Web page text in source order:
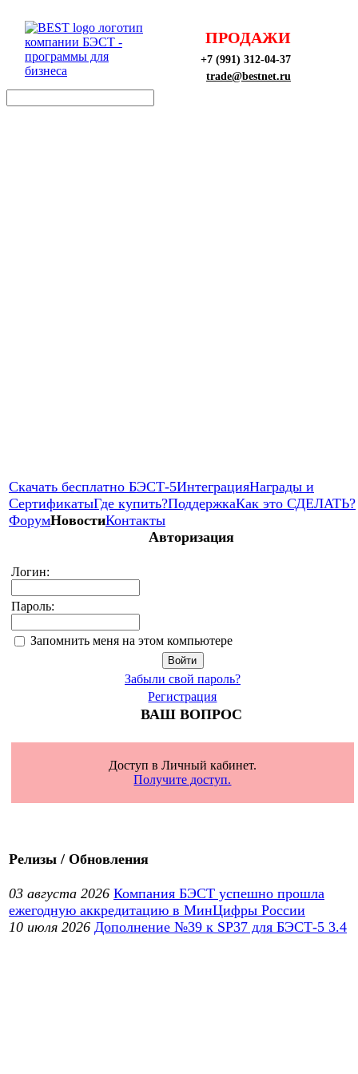
ПРОДАЖИ
+7 (991) 312-04-37
trade@bestnet.ru
Скачать бесплатно БЭСТ-5ИнтеграцияНаграды и
СертификатыГде купить?ПоддержкаКак это СДЕЛАТЬ?
ФорумНовостиКонтакты
Авторизация
Логин:
Пароль:
Запомнить меня на этом компьютере
Забыли свой пароль?
Регистрация
ВАШ ВОПРОС
Доступ в Личный кабинет.
Получите доступ.
Релизы / Обновления
03 августа 2026 Компания БЭСТ успешно прошла
ежегодную аккредитацию в МинЦифры России
10 июля 2026 Дополнение №39 к SP37 для БЭСТ-5 3.4